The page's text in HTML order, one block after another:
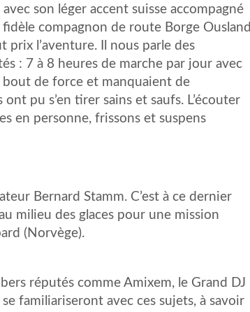
son léger accent suisse accompagné
compagnon de route Borge Ousland
l’aventure. Il nous parle des
: 7 à 8 heures de marche par jour avec
bout de force et manquaient de
pu s’en tirer sains et saufs. L’écouter
en personne, frissons et suspens
Bernard Stamm. C’est à ce dernier
milieu des glaces pour une mission
(Norvège).
réputés comme Amixem, le Grand DJ
familiariseront avec ces sujets, à savoir